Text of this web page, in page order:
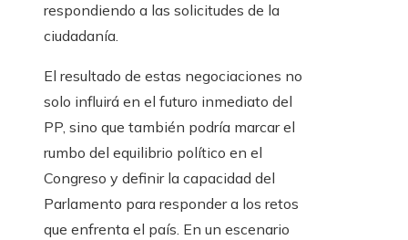
respondiendo a las solicitudes de la
ciudadanía.
El resultado de estas negociaciones no
solo influirá en el futuro inmediato del
PP, sino que también podría marcar el
rumbo del equilibrio político en el
Congreso y definir la capacidad del
Parlamento para responder a los retos
que enfrenta el país. En un escenario